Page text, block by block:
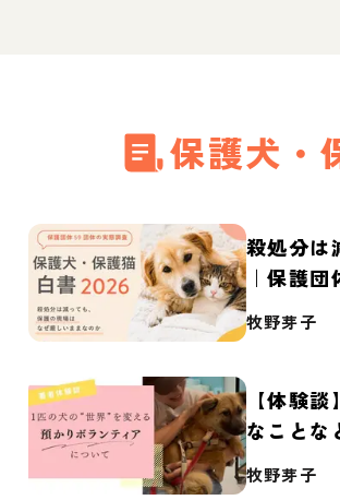
保護犬・
殺処分は
｜保護
2026】
牧野芽子
【体験
なことな
牧野芽子